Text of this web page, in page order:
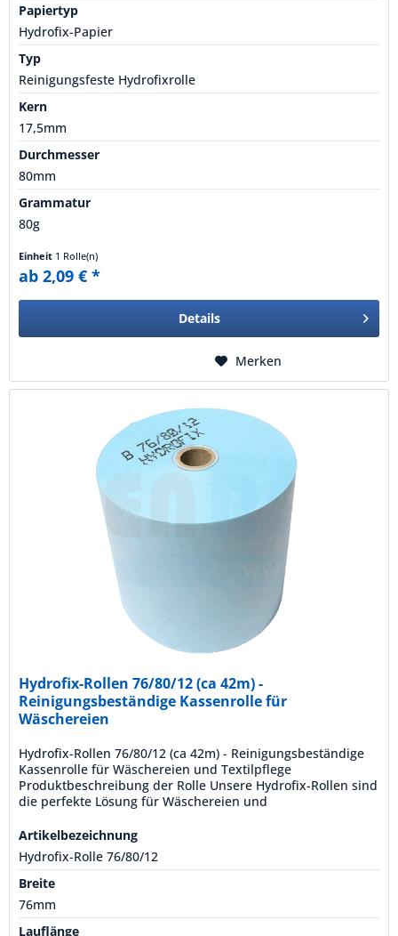
Papiertyp
Hydrofix-Papier
Typ
Reinigungsfeste Hydrofixrolle
Kern
17,5mm
Durchmesser
80mm
Grammatur
80g
Einheit 1 Rolle(n)
ab 2,09 € *
Details
Merken
Hydrofix-Rollen 76/80/12 (ca 42m) -
Reinigungsbeständige Kassenrolle für
Wäschereien
Hydrofix-Rollen 76/80/12 (ca 42m) - Reinigungsbeständige
Kassenrolle für Wäschereien und Textilpflege
Produktbeschreibung der Rolle Unsere Hydrofix-Rollen sind
die perfekte Lösung für Wäschereien und
Kassenrolle benötigen. Hergestellt aus hochwertigem,
waschfestem HYDROFIX-Papier, sind diese Rollen farbecht
und...
Artikelbezeichnung
Hydrofix-Rolle 76/80/12
Breite
76mm
Lauflänge